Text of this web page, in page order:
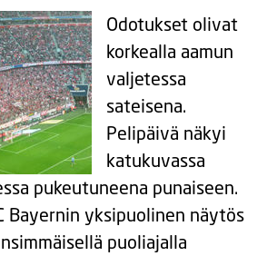
Odotukset olivat
korkealla aamun
valjetessa
sateisena.
Pelipäivä näkyi
katukuvassa
pukeutuneena punaiseen.
Bayernin yksipuolinen näytös
puoliajalla